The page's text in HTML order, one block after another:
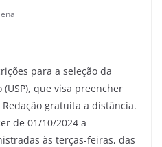
para a seleção da
que visa preencher
gratuita a distância.
de 01/10/2024 a
às terças-feiras, das